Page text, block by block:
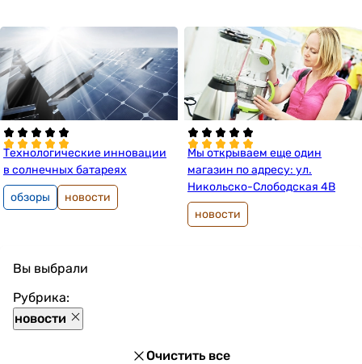
Технологические инновации
в солнечных батареях
обзоры
новости
Мы открываем еще один
магазин по адресу: ул.
Никольско-Слободская 4В
новости
Вы выбрали
Рубрика:
новости
Очистить все